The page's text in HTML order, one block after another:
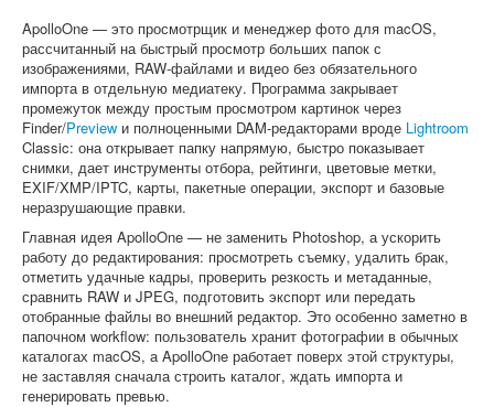
ApolloOne — это просмотрщик и менеджер фото для macOS,
рассчитанный на быстрый просмотр больших папок с
изображениями, RAW-файлами и видео без обязательного
импорта в отдельную медиатеку. Программа закрывает
промежуток между простым просмотром картинок через
Finder/Preview и полноценными DAM-редакторами вроде Lightroom
Classic: она открывает папку напрямую, быстро показывает
снимки, дает инструменты отбора, рейтинги, цветовые метки,
EXIF/XMP/IPTC, карты, пакетные операции, экспорт и базовые
неразрушающие правки.
Главная идея ApolloOne — не заменить Photoshop, а ускорить
работу до редактирования: просмотреть съемку, удалить брак,
отметить удачные кадры, проверить резкость и метаданные,
сравнить RAW и JPEG, подготовить экспорт или передать
отобранные файлы во внешний редактор. Это особенно заметно в
папочном workflow: пользователь хранит фотографии в обычных
каталогах macOS, а ApolloOne работает поверх этой структуры,
не заставляя сначала строить каталог, ждать импорта и
генерировать превью.